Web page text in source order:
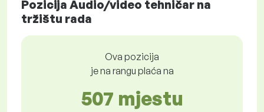
Pozicija Audio/video tehničar na
tržištu rada
Ova pozicija
je na rangu plaća na
507 mjestu